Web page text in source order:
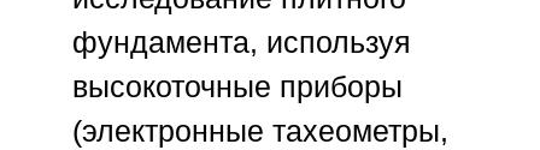
фундамента, используя
высокоточные приборы
(электронные тахеометры,